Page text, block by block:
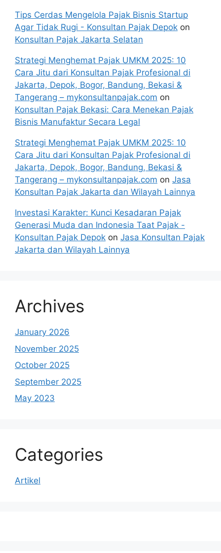
Tips Cerdas Mengelola Pajak Bisnis Startup
Agar Tidak Rugi - Konsultan Pajak Depok on
Konsultan Pajak Jakarta Selatan
Strategi Menghemat Pajak UMKM 2025: 10
Cara Jitu dari Konsultan Pajak Profesional di
Jakarta, Depok, Bogor, Bandung, Bekasi &
Tangerang – mykonsultanpajak.com on
Konsultan Pajak Bekasi: Cara Menekan Pajak
Bisnis Manufaktur Secara Legal
Strategi Menghemat Pajak UMKM 2025: 10
Cara Jitu dari Konsultan Pajak Profesional di
Jakarta, Depok, Bogor, Bandung, Bekasi &
Tangerang – mykonsultanpajak.com on Jasa
Konsultan Pajak Jakarta dan Wilayah Lainnya
Investasi Karakter: Kunci Kesadaran Pajak
Generasi Muda dan Indonesia Taat Pajak -
Konsultan Pajak Depok on Jasa Konsultan Pajak
Jakarta dan Wilayah Lainnya
Archives
January 2026
November 2025
October 2025
September 2025
May 2023
Categories
Artikel